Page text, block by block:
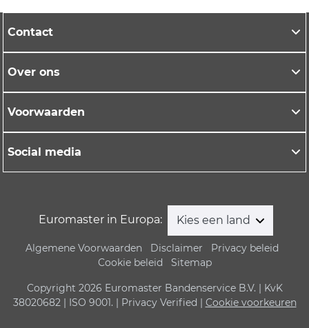
Contact
Over ons
Voorwaarden
Social media
Euromaster in Europa: Kies een land
Algemene Voorwaarden Disclaimer
Privacy beleid
Cookie beleid
Sitemap
Copyright 2026 Euromaster Bandenservice B.V. | KvK
38020682 | ISO 9001. | Privacy Verified | Cookie voorkeuren